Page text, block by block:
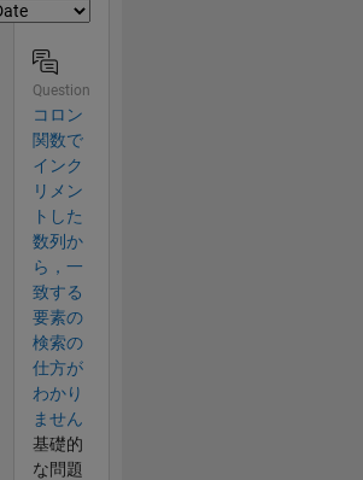
Question
コロン
関数で
インク
リメン
トした
数列か
ら，一
致する
要素の
検索の
仕方が
わかり
ません
基礎的
な問題